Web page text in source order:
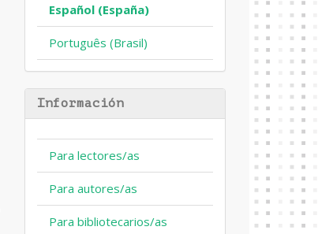
Español (España)
Português (Brasil)
Información
Para lectores/as
Para autores/as
Para bibliotecarios/as